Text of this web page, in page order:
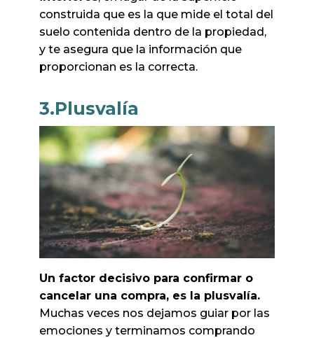
construida que es la que mide el total del
suelo contenida dentro de la propiedad,
y te asegura que la información que
proporcionan es la correcta.
3.Plusvalía
Un factor decisivo para confirmar o
cancelar una compra, es la plusvalía.
Muchas veces nos dejamos guiar por las
emociones y terminamos comprando